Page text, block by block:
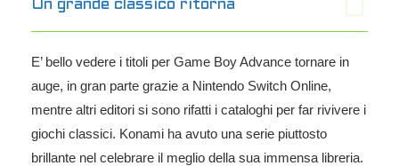
Un grande classico ritorna
E’ bello vedere i titoli per Game Boy Advance tornare in
auge, in gran parte grazie a Nintendo Switch Online,
mentre altri editori si sono rifatti i cataloghi per far rivivere i
giochi classici. Konami ha avuto una serie piuttosto
brillante nel celebrare il meglio della sua immensa libreria.